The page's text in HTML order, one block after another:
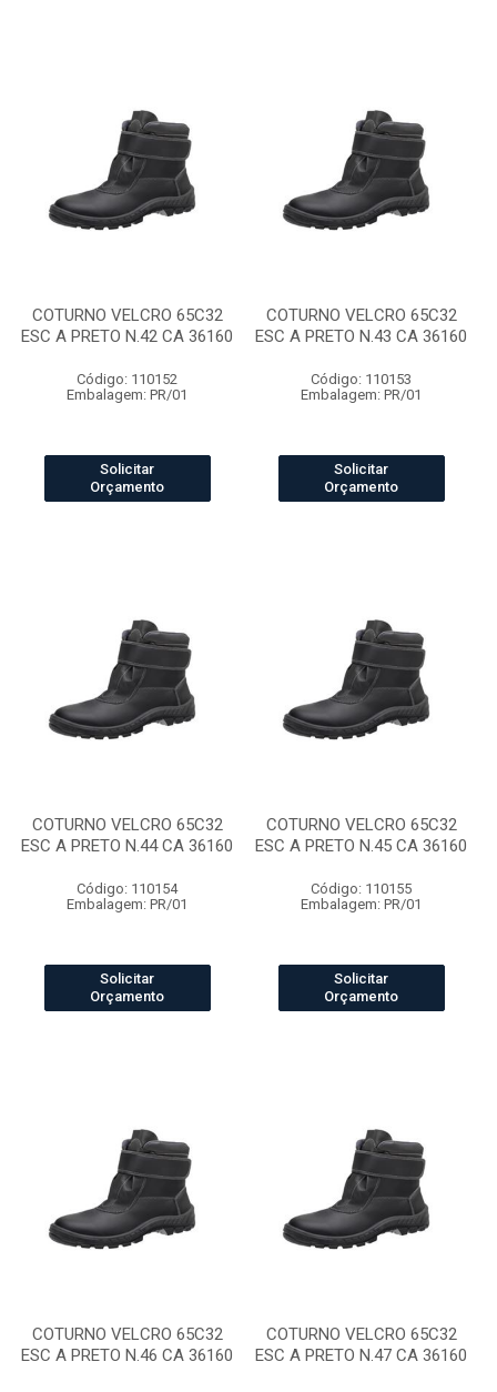
COTURNO VELCRO 65C32
ESC A PRETO N.42 CA 36160
Código: 110152
Embalagem: PR/01
Solicitar
Orçamento
COTURNO VELCRO 65C32
ESC A PRETO N.43 CA 36160
Código: 110153
Embalagem: PR/01
Solicitar
Orçamento
COTURNO VELCRO 65C32
ESC A PRETO N.44 CA 36160
Código: 110154
Embalagem: PR/01
Solicitar
Orçamento
COTURNO VELCRO 65C32
ESC A PRETO N.45 CA 36160
Código: 110155
Embalagem: PR/01
Solicitar
Orçamento
COTURNO VELCRO 65C32
ESC A PRETO N.46 CA 36160
COTURNO VELCRO 65C32
ESC A PRETO N.47 CA 36160